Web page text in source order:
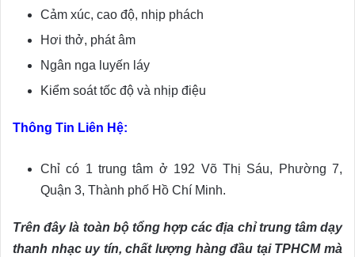
Cảm xúc, cao độ, nhịp phách
Hơi thở, phát âm
Ngân nga luyến láy
Kiểm soát tốc độ và nhịp điệu
Thông Tin Liên Hệ:
Chỉ có 1 trung tâm ở 192 Võ Thị Sáu, Phường 7,
Quận 3, Thành phố Hồ Chí Minh.
Trên đây là toàn bộ tổng hợp các địa chỉ trung tâm dạy
thanh nhạc uy tín, chất lượng hàng đầu tại TPHCM mà